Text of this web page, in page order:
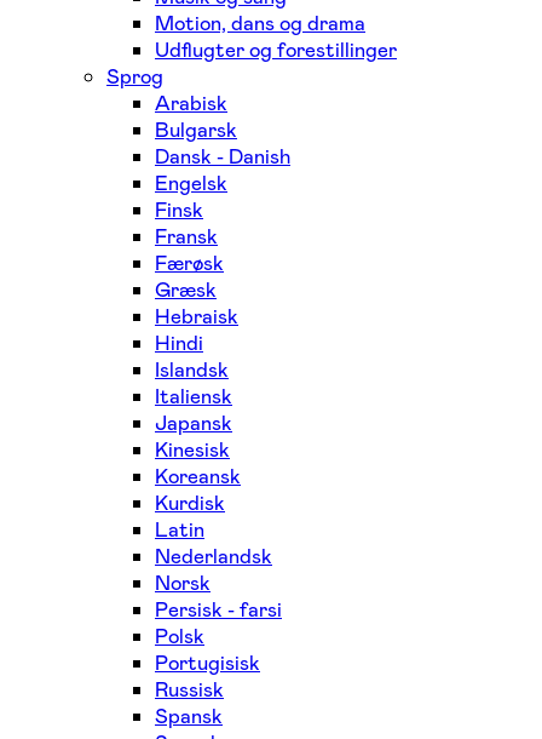
Motion, dans og drama
Udflugter og forestillinger
Sprog
Arabisk
Bulgarsk
Dansk - Danish
Engelsk
Finsk
Fransk
Færøsk
Græsk
Hebraisk
Hindi
Islandsk
Italiensk
Japansk
Kinesisk
Koreansk
Kurdisk
Latin
Nederlandsk
Norsk
Persisk - farsi
Polsk
Portugisisk
Russisk
Spansk